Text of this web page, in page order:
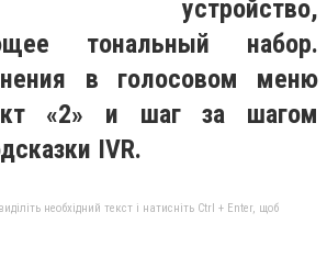
устройство,
тональный набор.
в голосовом меню
«2» и шаг за шагом
IVR.
необхідний текст і натисніть Ctrl + Enter, щоб